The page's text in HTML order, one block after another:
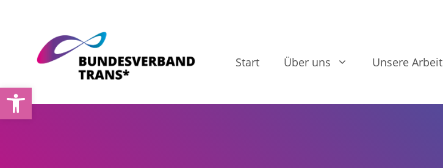
Open toolbar
springen
Start Über uns Unsere Arbeit